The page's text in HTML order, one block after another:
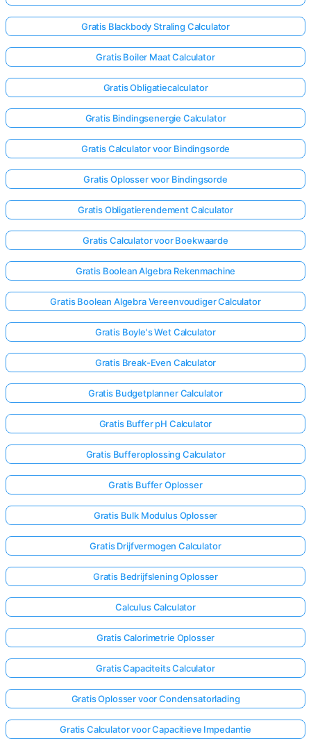
Gratis Blackbody Straling Calculator
Gratis Boiler Maat Calculator
Gratis Obligatiecalculator
Gratis Bindingsenergie Calculator
Gratis Calculator voor Bindingsorde
Gratis Oplosser voor Bindingsorde
Gratis Obligatierendement Calculator
Gratis Calculator voor Boekwaarde
Gratis Boolean Algebra Rekenmachine
Gratis Boolean Algebra Vereenvoudiger Calculator
Gratis Boyle's Wet Calculator
Gratis Break-Even Calculator
Gratis Budgetplanner Calculator
Gratis Buffer pH Calculator
Gratis Bufferoplossing Calculator
Gratis Buffer Oplosser
Gratis Bulk Modulus Oplosser
Gratis Drijfvermogen Calculator
Gratis Bedrijfslening Oplosser
Calculus Calculator
Gratis Calorimetrie Oplosser
Gratis Capaciteits Calculator
Gratis Oplosser voor Condensatorlading
Gratis Calculator voor Capacitieve Impedantie